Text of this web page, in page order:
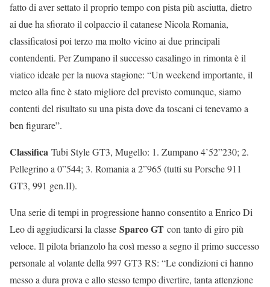
fatto di aver settato il proprio tempo con pista più asciutta, dietro
ai due ha sfiorato il colpaccio il catanese Nicola Romania,
classificatosi poi terzo ma molto vicino ai due principali
contendenti. Per Zumpano il successo casalingo in rimonta è il
viatico ideale per la nuova stagione: “Un weekend importante, il
meteo alla fine è stato migliore del previsto comunque, siamo
contenti del risultato su una pista dove da toscani ci tenevamo a
ben figurare”.
Classifica Tubi Style GT3, Mugello: 1. Zumpano 4’52”230; 2.
Pellegrino a 0”544; 3. Romania a 2”965 (tutti su Porsche 911
GT3, 991 gen.II).
Una serie di tempi in progressione hanno consentito a Enrico Di
Leo di aggiudicarsi la classe Sparco GT con tanto di giro più
veloce. Il pilota brianzolo ha così messo a segno il primo successo
personale al volante della 997 GT3 RS: “Le condizioni ci hanno
messo a dura prova e allo stesso tempo divertire, tanta attenzione